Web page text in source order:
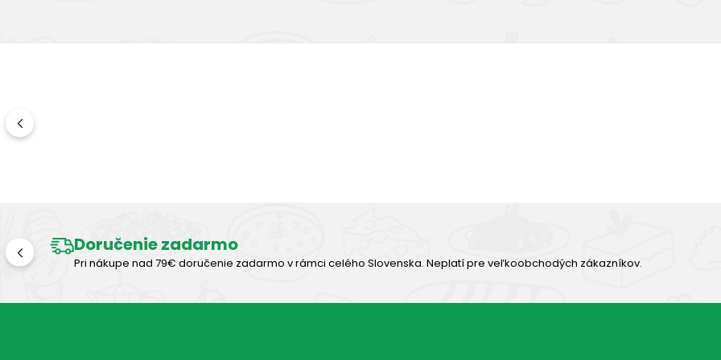
Doručenie zadarmo
Pri nákupe nad 79€ doručenie zadarmo v rámci celého Slovenska. Neplatí pre veľkoobchodých zákazníkov.